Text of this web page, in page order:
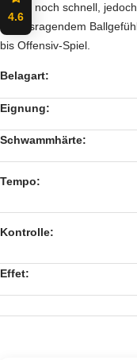
immer noch schnell,
herausragendem
bis Offensiv-Spiel.
Belagart:
Eignung:
Schwammhärte:
Tempo:
Kontrolle:
Effet:
4.6